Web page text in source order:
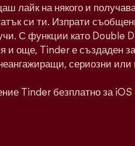
лайк на някого и
си ти. Изпрати
С функции като Double
и още, Tinder е създаден
сериозни или
Tinder безплатно за